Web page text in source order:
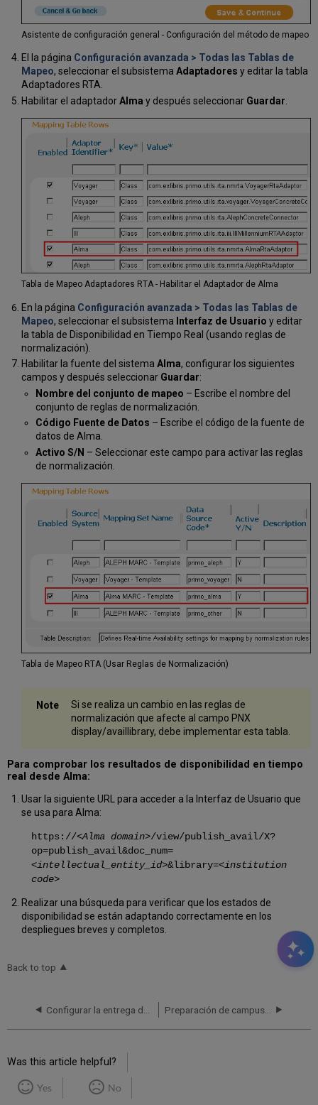
Asistente de configuración general - Configuración del método de mapeo
El la página Configuración avanzada > Todas las Tablas de
Mapeo, seleccionar el subsistema Adaptadores y editar la tabla
Adaptadores RTA.
Habilitar el adaptadorAlma y después seleccionar Guardar
Tabla de Mapeo Adaptadores RTA - Habilitar el Adaptador de Alma
En la página Configuración avanzada > Todas las Tablas de
Mapeo, seleccionar el subsistema Interfaz de Usuario y editar
la tabla de Disponibilidad en Tiempo Real (usando reglas de
normalización).
Habilitar la fuente del sistema Alma, configurar los siguientes
campos y después seleccionar Guardar:
Nombre del conjunto de mapeo – Escribe el nombre del
conjunto de reglas de normalización.
Código Fuente de Datos – Escribe el código de la fuente de
datos de Alma.
Activo S/N – Seleccionar este campo para activar las reglas
de normalización.
Tabla de Mapeo RTA (Usar Reglas de Normalización)
Si se realiza un cambio en las reglas de
normalización que afecte al campo PNX
display/availlibrary, debe implementar esta tabla.
Para comprobar los resultados de disponibilidad en tiempo
real desde Alma:
Usar la siguiente URL para acceder a la Interfaz de Usuario que
se usa para Alma:
https://<Alma domain>/view/publish_avail/X?
op=publish_avail&doc_num=
<intellectual_entity_id>&library=<institution
code>
Realizar una búsqueda para verificar que los estados de
disponibilidad se están adaptando correctamente en los
despliegues breves y completos.
Back to top
Was this article helpful?
Yes No